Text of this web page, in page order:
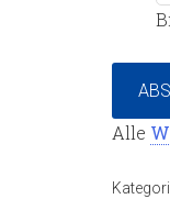
Alle